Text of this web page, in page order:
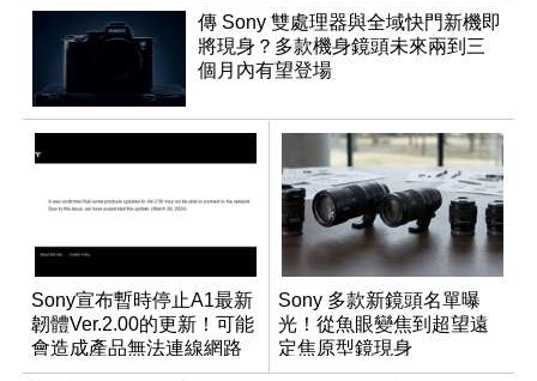
傳 Sony 雙處理器與全域快門新機即
將現身？多款機身鏡頭未來兩到三
個月內有望登場
Sony宣布暫時停止A1最新
韌體Ver.2.00的更新！可能
會造成產品無法連線網路
Sony 多款新鏡頭名單曝
光！從魚眼變焦到超望遠
定焦原型鏡現身